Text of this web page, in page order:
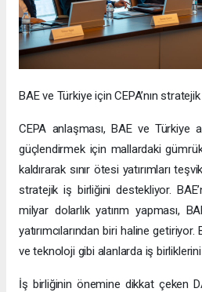
BAE ve Türkiye için CEPA’nın
CEPA anlaşması, BAE ve Türkiye
güçlendirmek için mallardaki
kaldırarak sınır ötesi yatırımları
stratejik iş birliğini destekliyor.
milyar dolarlık yatırım yapması,
yatırımcılarından biri haline
ve teknoloji gibi alanlarda iş birliklerini
İş birliğinin önemine dikkat çeken